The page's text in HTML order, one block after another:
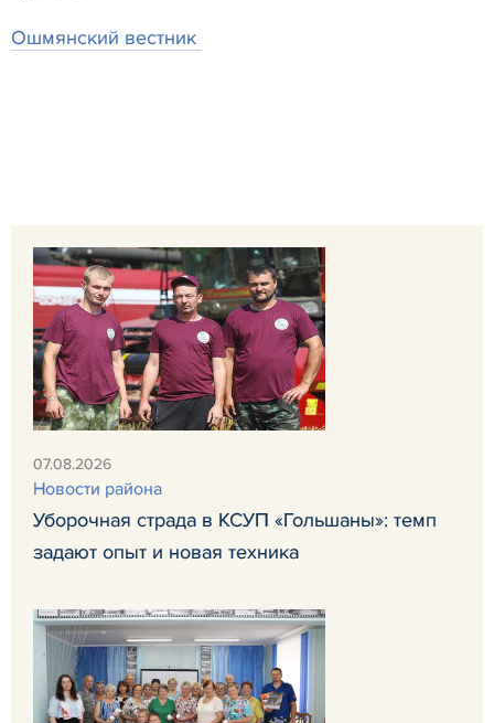
Ошмянский вестник
07.08.2026
Новости района
Уборочная страда в КСУП «Гольшаны»: темп
задают опыт и новая техника